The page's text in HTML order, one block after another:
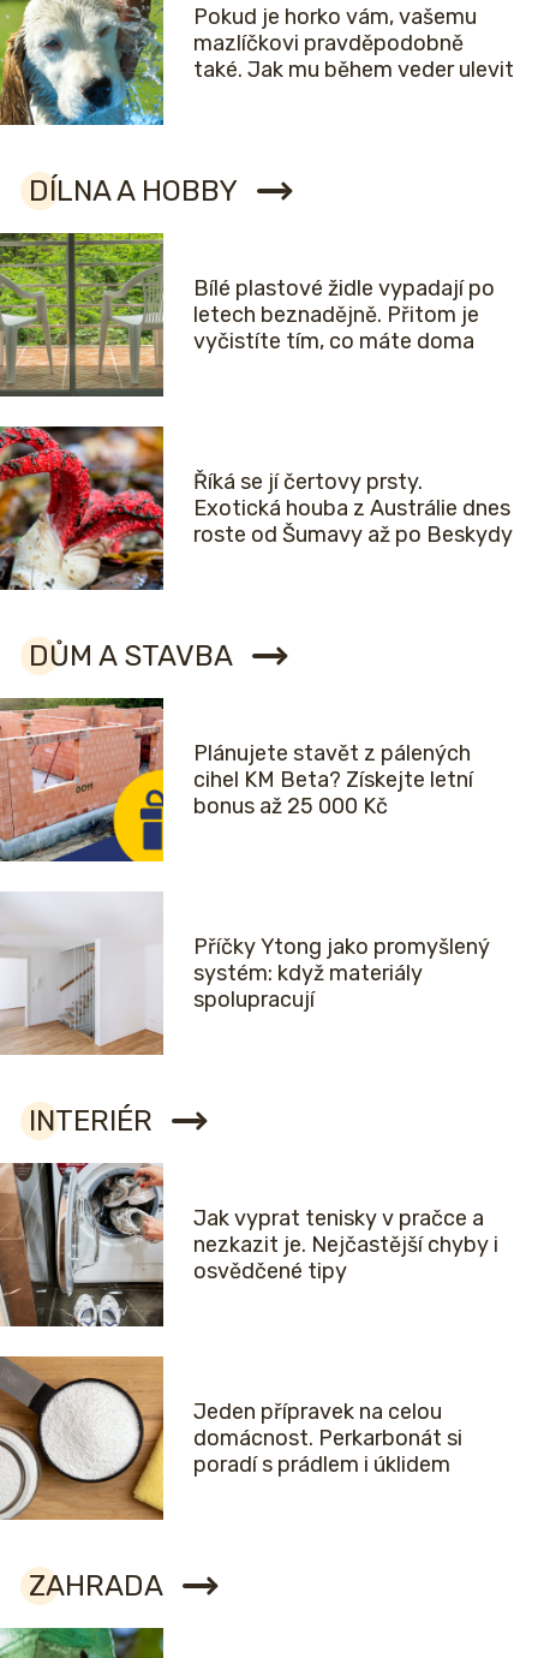
Pokud je horko vám, vašemu
mazlíčkovi pravděpodobně
také. Jak mu během veder ulevit
DÍLNA A HOBBY
Bílé plastové židle vypadají po
letech beznadějně. Přitom je
vyčistíte tím, co máte doma
Říká se jí čertovy prsty.
Exotická houba z Austrálie dnes
roste od Šumavy až po Beskydy
DŮM A STAVBA
Plánujete stavět z pálených
cihel KM Beta? Získejte letní
bonus až 25 000 Kč
Příčky Ytong jako promyšlený
systém: když materiály
spolupracují
INTERIÉR
Jak vyprat tenisky v pračce a
nezkazit je. Nejčastější chyby i
osvědčené tipy
Jeden přípravek na celou
domácnost. Perkarbonát si
poradí s prádlem i úklidem
ZAHRADA